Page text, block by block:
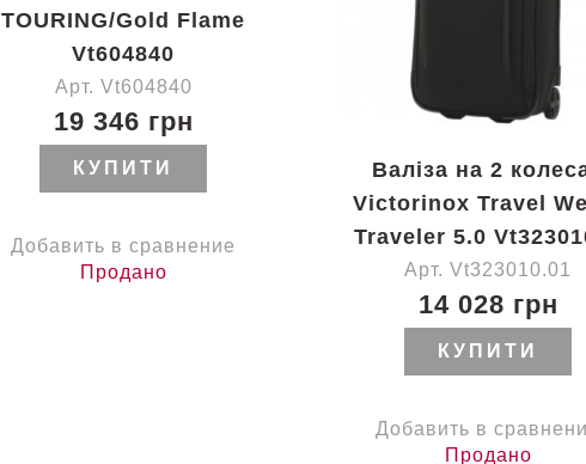
TOURING/Gold Flame
Vt604840
Арт. Vt604840
19 346 грн
КУПИТИ
Добавить в сравнение
Продано
Валіза на 2
Victorinox Travel
Traveler 5.0
Арт. Vt323010.01
14 028 грн
КУПИТИ
Добавить в
Продано